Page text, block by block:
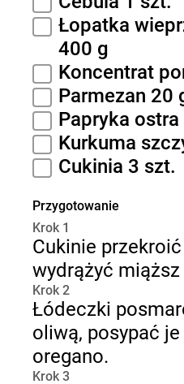
Łopatka
400 g
Koncentrat
Parmezan 20
Papryka
Kurkuma
Cukinia 3 szt.
Przygotowanie
Krok 1
Cukinie przekroić
wydrążyć miąższ
Krok 2
Łódeczki
oliwą, posypać
oregano.
Krok 3